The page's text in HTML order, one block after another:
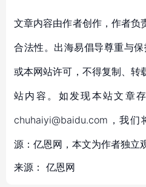
文章内容由作者创作，作者负
合法性。出海易倡导尊重与
或本网站许可，不得复制、转
站内容。如发现本站文章
chuhaiyi@baidu.com，我
源：亿恩网，本文为作者独立
来源： 亿恩网